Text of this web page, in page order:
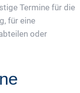
Termine für die
für eine
oder